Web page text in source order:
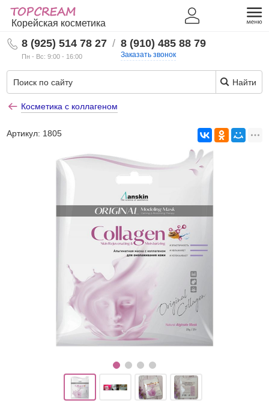
Корейская косметика
8 (925) 514 78 27
Пн - Вс: 9:00 - 16:00
/ 8 (910) 485 88 79
Заказать звонок
Найти
Косметика с коллагеном
Артикул: 1805